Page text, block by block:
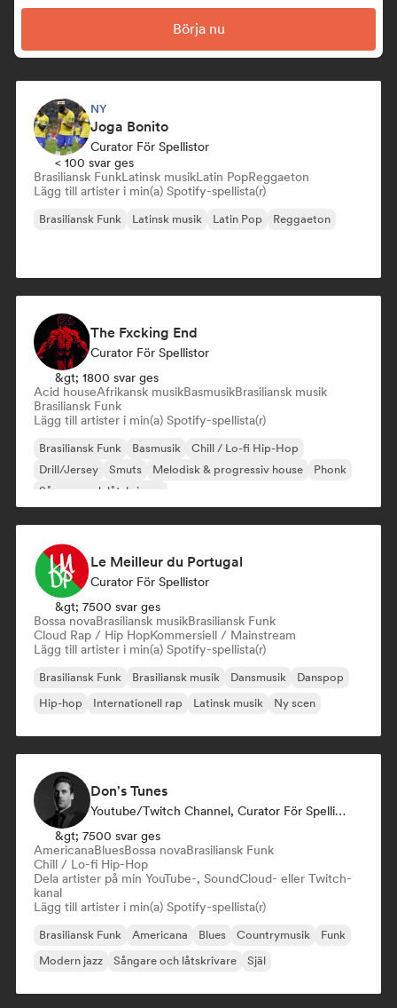
Börja nu
NY
Joga Bonito
Curator För Spellistor
< 100 svar ges
Brasiliansk FunkLatinsk musikLatin PopReggaeton
Lägg till artister i min(a) Spotify-spellista(r)
Brasiliansk Funk Latinsk musik Latin Pop Reggaeton
The Fxcking End
Curator För Spellistor
&gt; 1800 svar ges
Acid houseAfrikansk musikBasmusikBrasiliansk musik
Brasiliansk Funk
Lägg till artister i min(a) Spotify-spellista(r)
Brasiliansk Funk Basmusik
Chill / Lo-fi Hip-Hop
Drill/Jersey
Smuts Melodisk & progressiv house
Phonk
Sångare och låtskrivare
Le Meilleur du Portugal
Curator För Spellistor
&gt; 7500 svar ges
Bossa novaBrasiliansk musikBrasiliansk Funk
Cloud Rap / Hip HopKommersiell / Mainstream
Lägg till artister i min(a) Spotify-spellista(r)
Brasiliansk Funk Brasiliansk musik Dansmusik
Danspop
Hip-hop
Internationell rap Latinsk musik Ny scen
Don's Tunes
Youtube/Twitch Channel, Curator För Spellistor
&gt; 7500 svar ges
AmericanaBluesBossa novaBrasiliansk Funk
Chill / Lo-fi Hip-Hop
Dela artister på min YouTube-, SoundCloud- eller Twitch-
kanal
Lägg till artister i min(a) Spotify-spellista(r)
Brasiliansk Funk Americana Blues Countrymusik
Funk
Modern jazz
Sångare och låtskrivare Själ